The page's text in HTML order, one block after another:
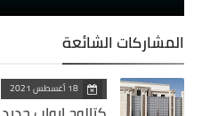
المشاركات الشائعة
18 أغسطس 2021